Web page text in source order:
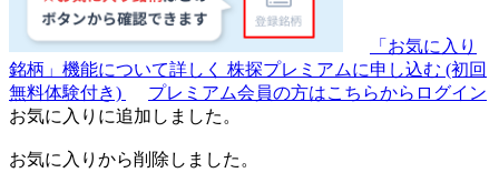
「お気に入り
銘柄」機能について詳しく 株探プレミアムに申し込む (初回
無料体験付き)
プレミアム会員の方はこちらからログイン
お気に入りに追加しました。
お気に入りから削除しました。